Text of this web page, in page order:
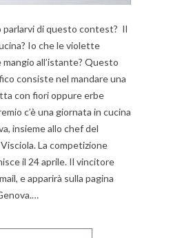
parlarvi di questo contest? Il
Io che le violette
all’istante? Questo
consiste nel mandare una
con fiori oppure erbe
c’è una giornata in cucina
insieme allo chef del
La competizione
il 24 aprile. Il vincitore
e apparirà sulla pagina